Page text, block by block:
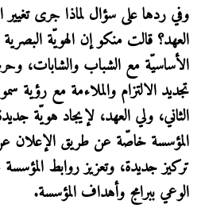
وفي ردها على سؤال لماذا جرى تغيير
العهد؟ قالت منكو إن الهويّة
الأساسيّة مع الشباب والشابات،
تجديد الالتزام والملاءمة مع رؤية
الثاني، ولي العهد، لإيجاد هويّة
المؤسسة خاصّة عن طريق الإعلان
تركيز جديدة، وتعزيز روابط
الوعي ببرامج وأهداف المؤسسة.